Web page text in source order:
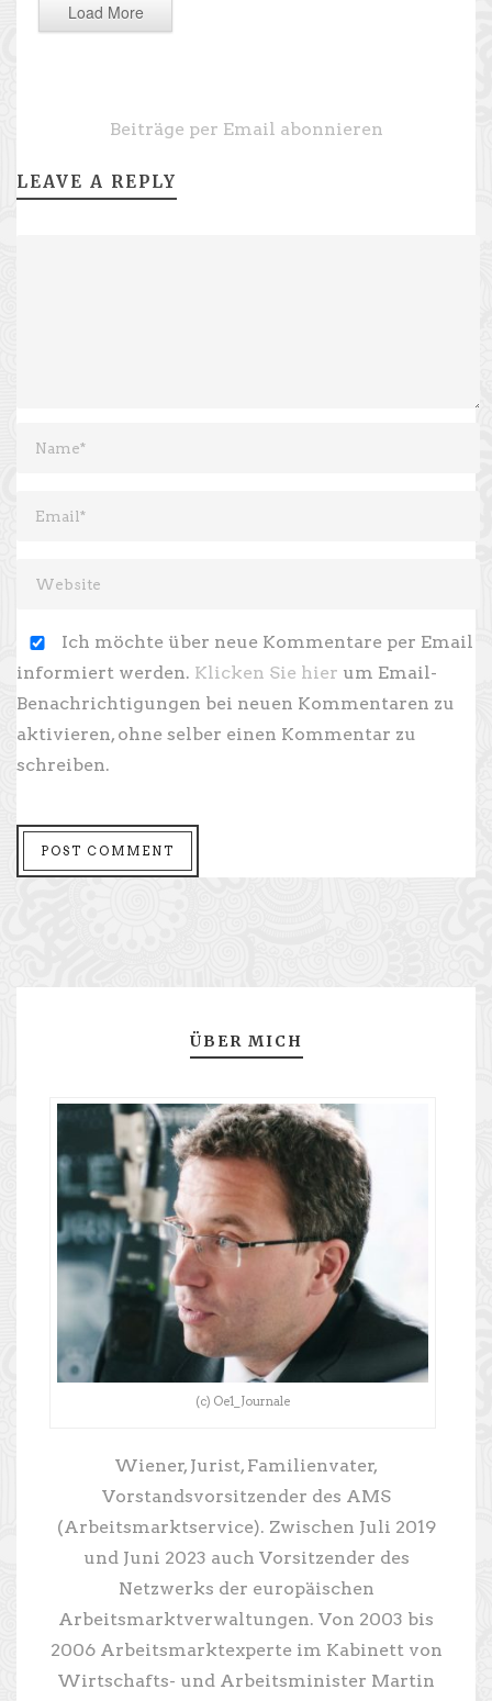
Load More
Beiträge per Email abonnieren
LEAVE A REPLY
Ich möchte über neue Kommentare per Email
informiert werden. Klicken Sie hier um Email-
Benachrichtigungen bei neuen Kommentaren zu
aktivieren, ohne selber einen Kommentar zu
schreiben.
ÜBER MICH
(c) Oe1_Journale
Wiener, Jurist, Familienvater,
Vorstandsvorsitzender des AMS
(Arbeitsmarktservice). Zwischen Juli 2019
und Juni 2023 auch Vorsitzender des
Netzwerks der europäischen
Arbeitsmarktverwaltungen. Von 2003 bis
2006 Arbeitsmarktexperte im Kabinett von
Wirtschafts- und Arbeitsminister Martin